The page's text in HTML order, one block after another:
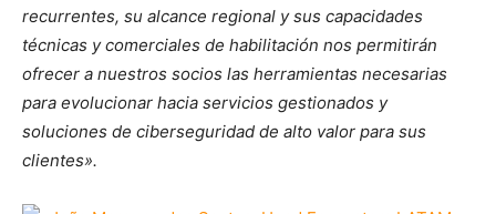
recurrentes, su alcance regional y sus capacidades
técnicas y comerciales de habilitación nos permitirán
ofrecer a nuestros socios las herramientas necesarias
para evolucionar hacia servicios gestionados y
soluciones de ciberseguridad de alto valor para sus
clientes».